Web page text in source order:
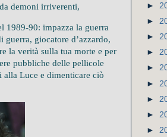
demoni irriverenti,
1989-90: impazza la guerra
giocatore d’azzardo,
la verità sulla tua morte e per
pubbliche delle pellicole
alla Luce e dimenticare ciò
►
►
►
►
►
►
►
►
►